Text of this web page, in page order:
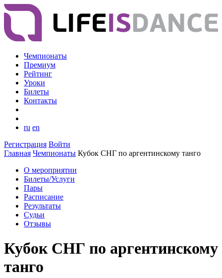
Чемпионаты
Премиум
Рейтинг
Уроки
Билеты
Контакты
ru en
Регистрация Войти
Главная Чемпионаты Кубок СНГ по аргентинскому танго
О мероприятии
Билеты/Услуги
Пары
Расписание
Результаты
Судьи
Отзывы
Кубок СНГ по аргентинскому
танго